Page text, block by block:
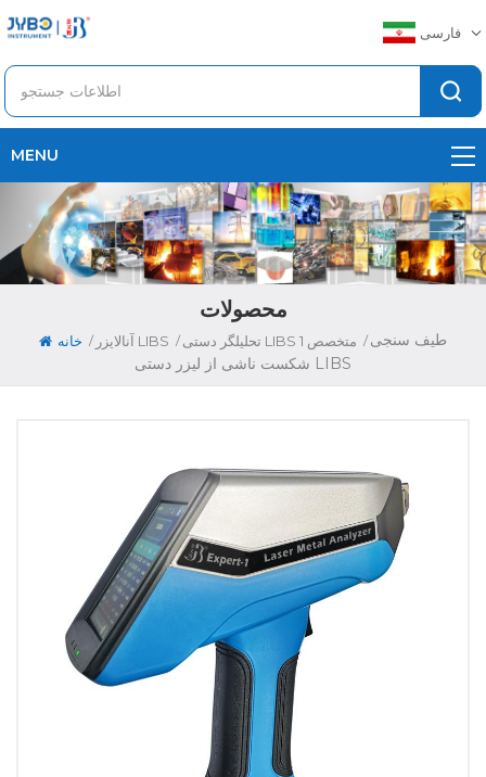
فارسی
MENU
محصولات
خانه / آنالایزر LIBS / تحلیلگر دستی LIBS 1 متخصص / طیف سنجی
شکست ناشی از لیزر دستی LIBS